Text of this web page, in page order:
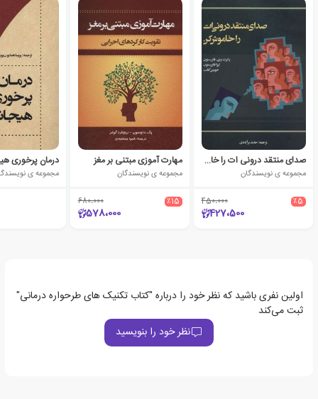
صدای منتقد درونی ات را خاموش کن
مجموعه ی نویسندگان
٪5 450،000
427،500
مهارت آموزی مبتنی بر مغز
مجموعه ی نویسندگان
٪15 680،000
578،000
درمان پرخوری
مجموعه ی
اولین نفری باشید که نظر خود را درباره "کتاب تکنیک های طرحواره درمانی"
ثبت می‌کند
نظر خود را بنویسید